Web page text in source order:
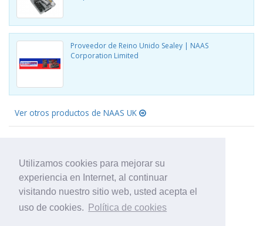
Utilizamos cookies para mejorar su
experiencia en Internet, al continuar
visitando nuestro sitio web, usted acepta el
uso de cookies.
Política de cookies
Proveedor de Reino Unido Sealey | NAAS
Corporation Limited
Ver otros productos de NAAS UK